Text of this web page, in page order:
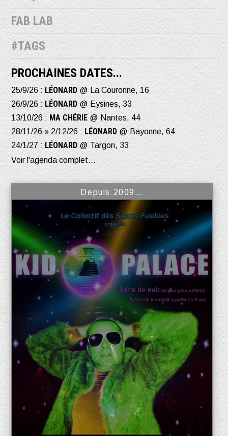
FAB LAB
#TAGS
PROCHAINES DATES...
25/9/26 : LÉONARD @ La Couronne, 16
26/9/26 : LÉONARD @ Eysines, 33
13/10/26 : MA CHÉRIE @ Nantes, 44
28/11/26 » 2/12/26 : LÉONARD @ Bayonne, 64
24/1/27 : LÉONARD @ Targon, 33
Voir l'agenda complet...
Depuis 2009…